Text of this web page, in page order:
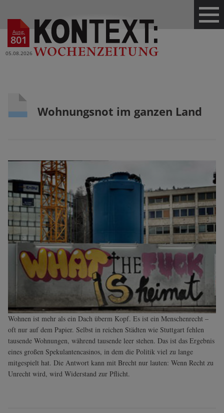
Ausg.
801
05.08.2026
Wohnungsnot im ganzen Land
Wohnen ist mehr als ein Dach überm Kopf. Es ist ein Menschenrecht –
oft nur auf dem Papier. Selbst in reichen Städten wie Stuttgart fehlen
tausende Wohnungen, während tausende leer stehen. Das ist das Ergebnis
eines großen Spekulantencasinos, in dem die Politik viel zu lange
mitgespielt hat. Die Antwort kann mit Brecht nur lauten: Wenn Recht zu
Unrecht wird, wird Widerstand zur ­Pflicht.